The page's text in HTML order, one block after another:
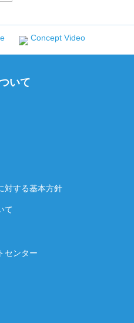
Concept Video
いて
対する基本方針
て
センター